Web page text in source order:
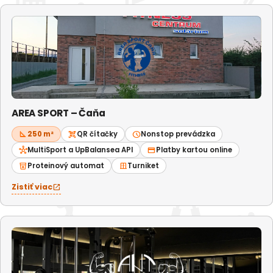
AREA SPORT – Čaňa
square_foot 250 m² qr_code_scannerQR čítačky scheduleNonstop prevádzka
hubMultiSport a UpBalansea API credit_cardPlatby kartou online
local_drinkProteinový automat door_slidingTurniket
Zistiť viacopen_in_new